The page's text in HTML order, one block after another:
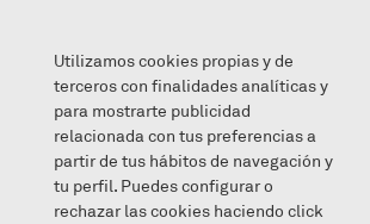
Archives for October 31, 2013
Utilizamos cookies propias y de
terceros con finalidades analíticas y
para mostrarte publicidad
relacionada con tus preferencias a
partir de tus hábitos de navegación y
tu perfil. Puedes configurar o
rechazar las cookies haciendo click